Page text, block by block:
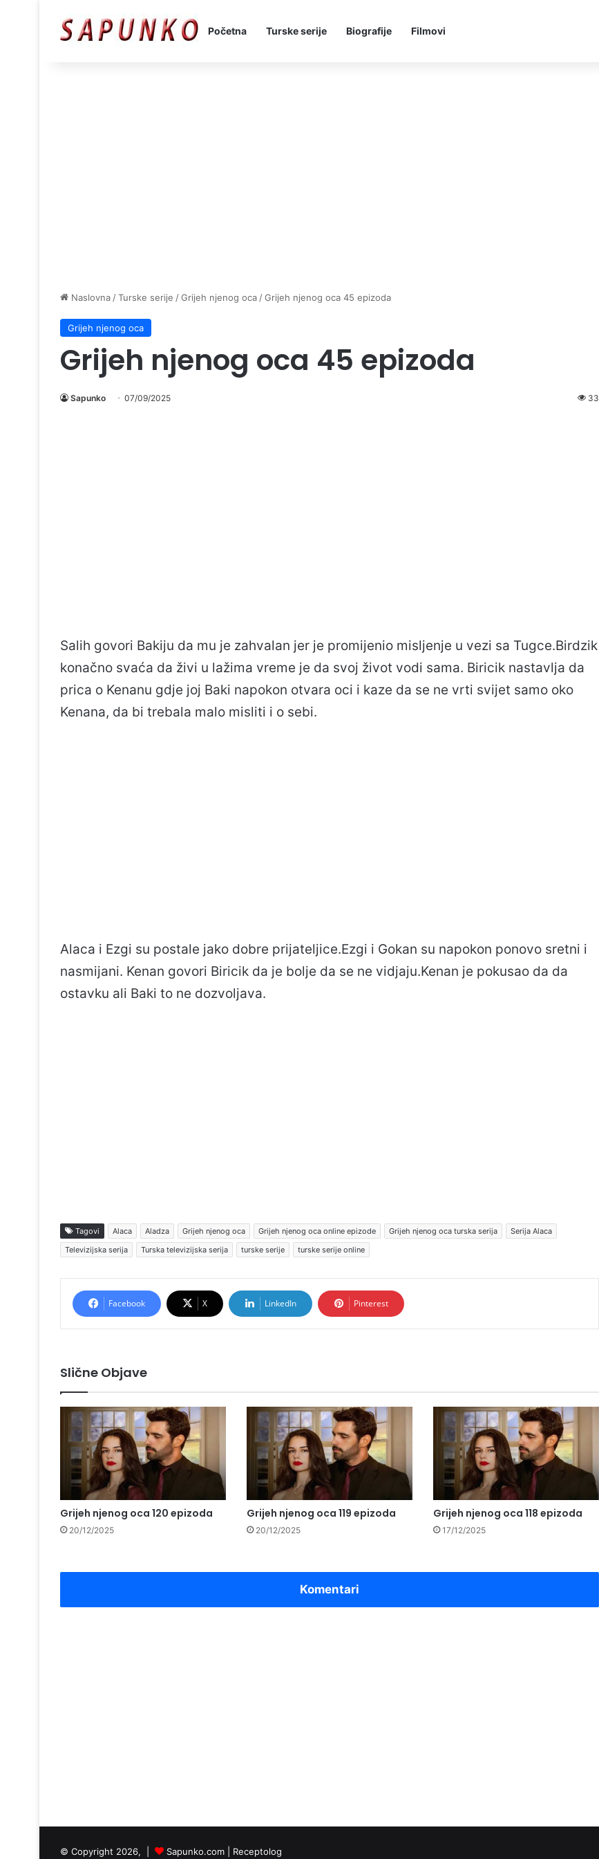
Početna Turske serije Biografije Filmovi
Naslovna /Turske serije /Grijeh njenog oca /Grijeh njenog oca 45 epizoda
Grijeh njenog oca
Grijeh njenog oca 45 epizoda
Sapunko 07/09/2025 33
Salih govori Bakiju da mu je zahvalan jer je promijenio misljenje u vezi sa Tugce.Birdzik
konačno svaća da živi u lažima vreme je da svoj život vodi sama. Biricik nastavlja da
prica o Kenanu gdje joj Baki napokon otvara oci i kaze da se ne vrti svijet samo oko
Kenana, da bi trebala malo misliti i o sebi.
Alaca i Ezgi su postale jako dobre prijateljice.Ezgi i Gokan su napokon ponovo sretni i
nasmijani. Kenan govori Biricik da je bolje da se ne vidjaju.Kenan je pokusao da da
ostavku ali Baki to ne dozvoljava.
Tagovi Alaca Aladza Grijeh njenog oca Grijeh njenog oca online epizode Grijeh njenog oca turska serija
Serija Alaca
Televizijska serija
Turska televizijska serija turske serije turske serije online
Facebook X LinkedIn Pinterest
Slične Objave
Grijeh njenog oca 120 epizoda
20/12/2025
Grijeh njenog oca 119 epizoda
20/12/2025
Grijeh njenog oca 118 epizoda
17/12/2025
Komentari
© Copyright 2026, | Sapunko.com Receptolog